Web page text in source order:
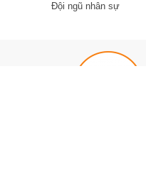
Đội ngũ nhân sự